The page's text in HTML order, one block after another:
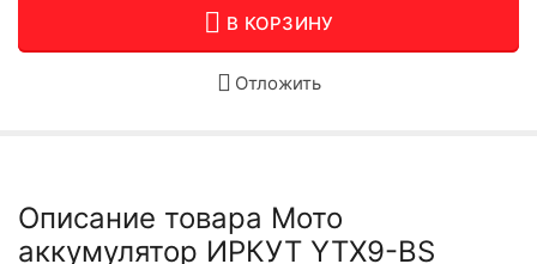
В КОРЗИНУ
Отложить
Описание товара Мото
аккумулятор ИРКУТ YTX9-BS